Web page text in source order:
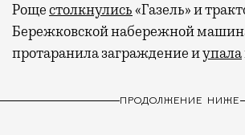
Рощестолкнулись«Газель» и
Бережковской набережной
протаранила заграждение иупала
ПРОДОЛЖЕНИЕ НИЖЕ